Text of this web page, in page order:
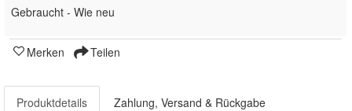
Gebraucht - Wie neu
Merken Teilen
Produktdetails Zahlung, Versand & Rückgabe